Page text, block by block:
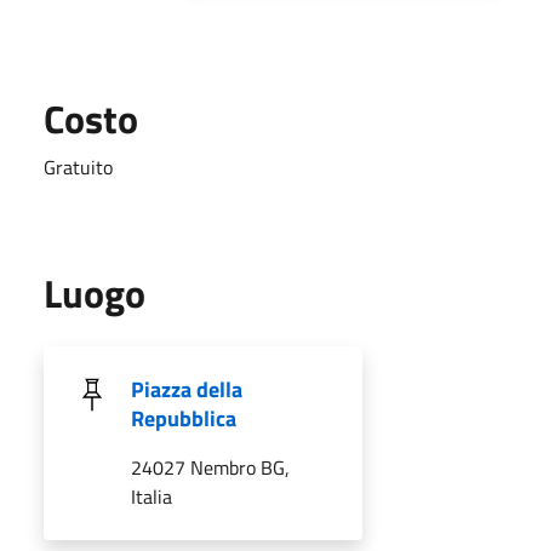
Costo
Gratuito
Luogo
Piazza della
Repubblica
24027 Nembro BG,
Italia